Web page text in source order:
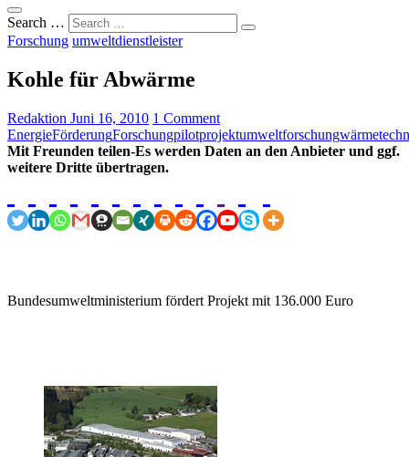
Search …
Forschung umweltdienstleister
Kohle für Abwärme
Redaktion Juni 16, 2010 1 Comment
EnergieFörderungForschungpilotprojektumweltforschung
Mit Freunden teilen-Es werden Daten an den Anbieter und ggf.
weitere Dritte übertragen.
Bundesumweltministerium fördert Projekt mit 136.000 Euro